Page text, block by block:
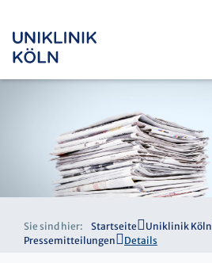
Sie sind hier: Startseite Uniklinik Köln
Pressemitteilungen
Details